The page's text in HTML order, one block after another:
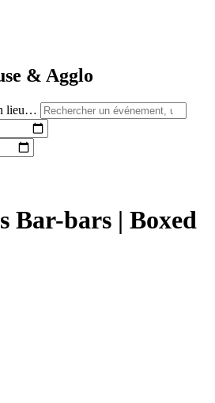
& Agglo
lieu…
Bar-bars | Boxed